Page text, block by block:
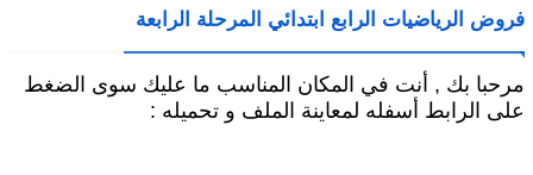
فروض الرياضيات الرابع ابتدائي المرحلة الرابعة
مرحبا بك , أنت في المكان المناسب ما عليك سوى الضغط
على الرابط أسفله لمعاينة الملف و تحميله :